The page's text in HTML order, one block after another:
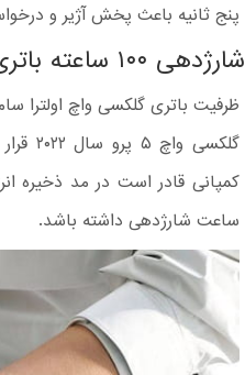
پنج ثانیه باعث پخش آژیر و
شارژدهی ۱۰۰ ساعته باتری
ساعت شارژدهی داشته باشد.